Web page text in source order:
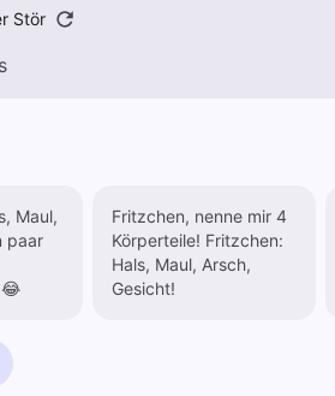
Stör
Fritzchen, nenne mir 4
Körperteile! Fritzchen:
Hals, Maul, Arsch,
Gesicht!